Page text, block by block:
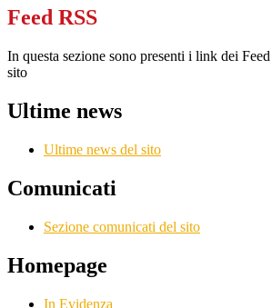
Feed RSS
In questa sezione sono presenti i link dei
sito
Ultime news
Ultime news del sito
Comunicati
Sezione comunicati del sito
Homepage
In Evidenza